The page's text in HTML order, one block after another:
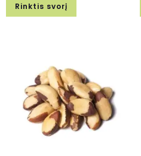
Rinktis svorį